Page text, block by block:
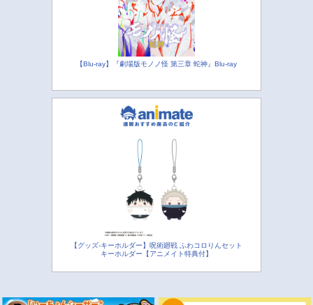
【Blu-ray】『劇場版モノノ怪 第三章 蛇神』Blu-ray
【グッズ-キーホルダー】呪術廻戦 ふわコロりんセット
キーホルダー【アニメイト特典付】